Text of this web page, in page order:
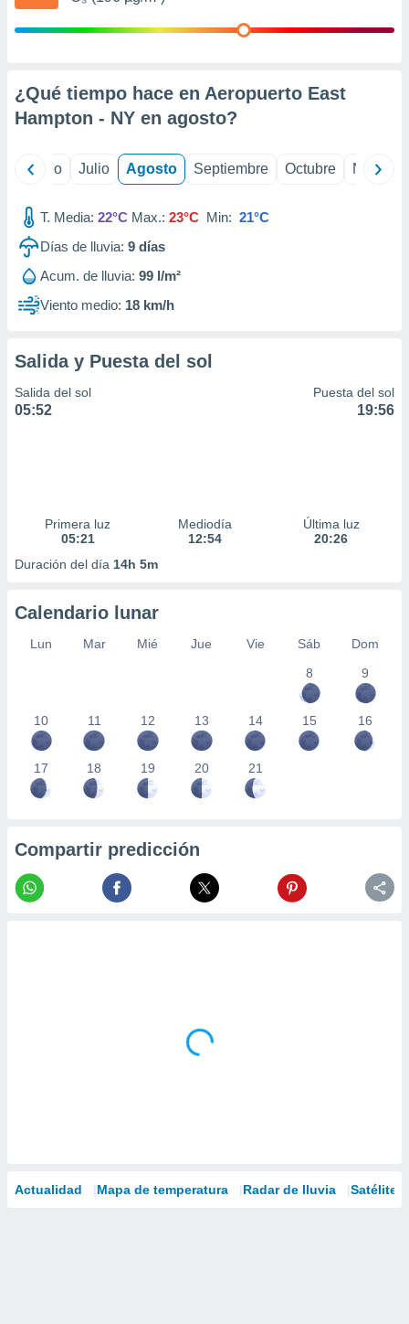
publicidad
publicidad
1199
¿Qué tiempo hace en Aeropuerto East
Hampton - NY en agosto?
Junio Julio Agosto Septiembre Octubre
T. Media: 22°C Max.: 23°C Min: 21°C
Días de lluvia: 9 días
Acum. de lluvia: 99 l/m²
Viento medio: 18 km/h
Salida y Puesta del sol
Salida del sol
05:52
Puesta del sol
19:56
Primera luz
05:21
Mediodía
12:54
Última luz
20:26
Duración del día 14h 5m
Calendario lunar
Lun Mar Mié Jue Vie Sáb
Dom
8
9
10 11 12 13 14 15 16
17 18 19 20 21
Compartir predicción
Actualidad Mapa de temperatura Radar de lluvia Satélites